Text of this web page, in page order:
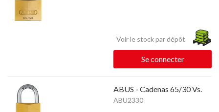
Voir le stock par dépôt
Se connecter
ABUS - Cadenas 65/30 Vs.
ABU2330